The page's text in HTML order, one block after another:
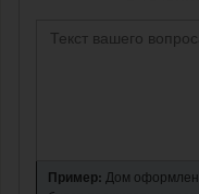
Пример: Дом оформлен